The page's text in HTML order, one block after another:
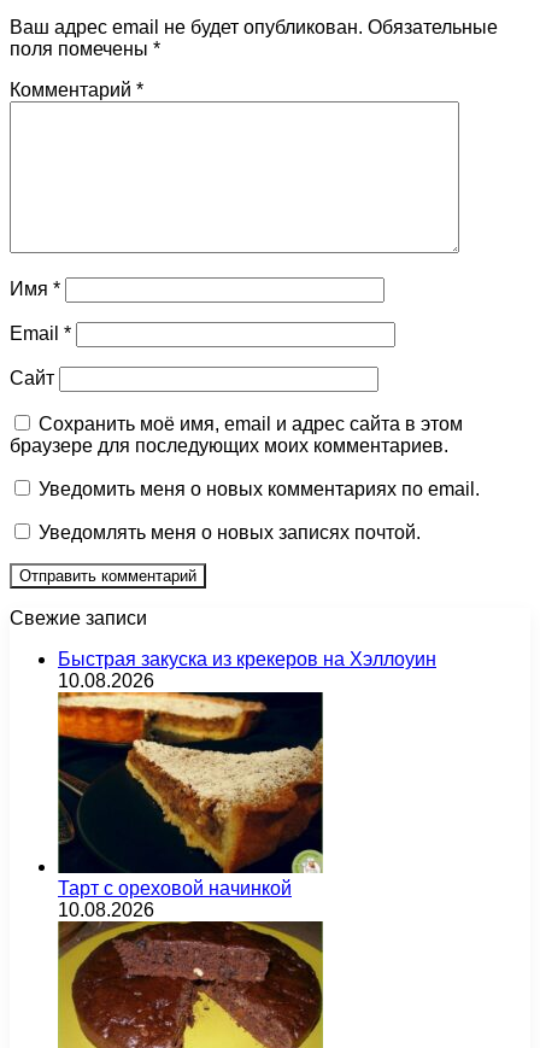
Ваш адрес email не будет опубликован. Обязательные
поля помечены *
Комментарий *
Имя *
Email *
Сайт
Сохранить моё имя, email и адрес сайта в этом
браузере для последующих моих комментариев.
Уведомить меня о новых комментариях по email.
Уведомлять меня о новых записях почтой.
Свежие записи
Быстрая закуска из крекеров на Хэллоуин
10.08.2026
Тарт с ореховой начинкой
10.08.2026